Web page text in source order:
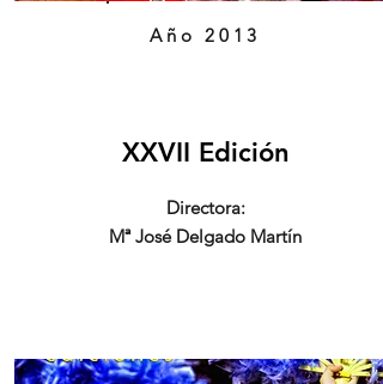
Año 2013
XXVII Edición
Directora:
Mª José Delgado Martín